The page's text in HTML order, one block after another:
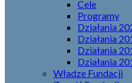
Cele
Programy
Działania
Działania
Działania
Działania
Władze Fundacji